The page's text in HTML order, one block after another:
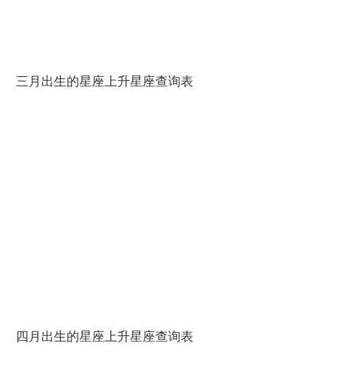
三月出生的星座上升星座查询表
四月出生的星座上升星座查询表